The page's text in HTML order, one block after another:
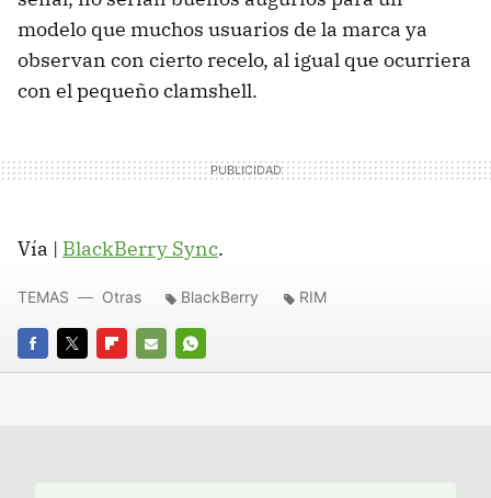
modelo que muchos usuarios de la marca ya
observan con cierto recelo, al igual que ocurriera
con el pequeño clamshell.
Vía | BlackBerry Sync.
FACEBOOK
TWITTERFLIPBOARD
E-
WHATSAPP
TEMAS Otras BlackBerry RIM